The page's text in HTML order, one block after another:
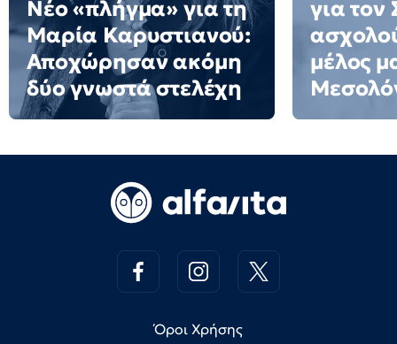
Νέο «πλήγμα» για τη
Μαρία Καρυστιανού:
Αποχώρησαν ακόμη
δύο γνωστά στελέχη
για τον
μέλος
Όροι Χρήσης